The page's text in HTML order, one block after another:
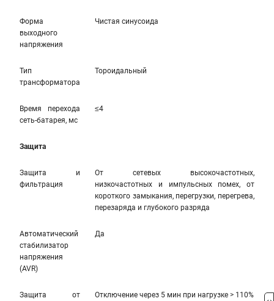
Форма
выходного
напряжения
Чистая синусоида
Тип
трансформатора
Тороидальный
Время перехода
сеть-батарея, мс
≤4
Защита
Защита и
фильтрация
От сетевых высокочастотных,
низкочастотных и импульсных помех, от
короткого замыкания, перегрузки, перегрева,
перезаряда и глубокого разряда
Автоматический
стабилизатор
напряжения
(AVR)
Да
Защита от Отключение через 5 мин при нагрузке > 110%